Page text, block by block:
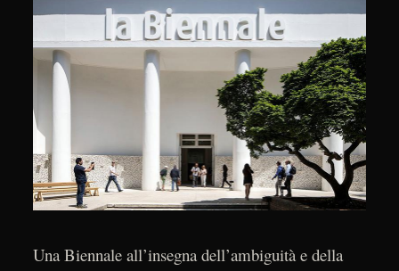
Una Biennale all’insegna dell’ambiguità e della